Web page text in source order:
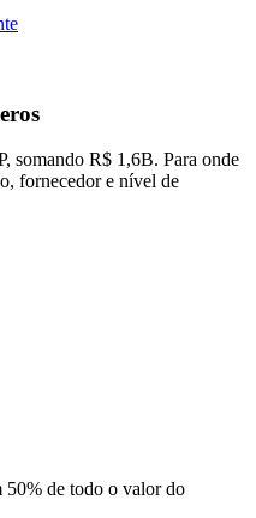
somando R$ 1,6B. Para onde
fornecedor e nível de
50% de todo o valor do